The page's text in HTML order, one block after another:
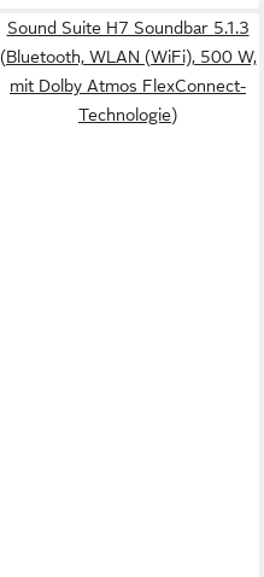
Sound Suite H7 Soundbar 5.1.3
(Bluetooth, WLAN (WiFi), 500 W,
mit Dolby Atmos FlexConnect-
Technologie)